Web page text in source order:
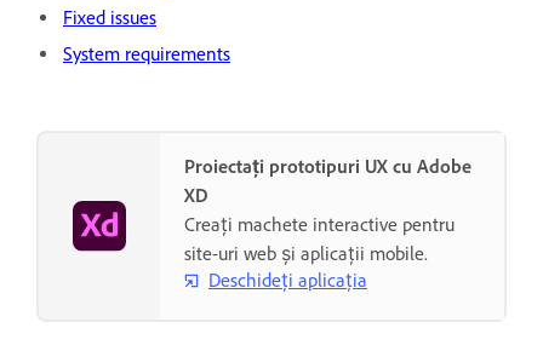
Fixed issues
System requirements
Proiectați prototipuri UX cu Adobe
XD
Creați machete interactive pentru
site-uri web și aplicații mobile.
Deschideți aplicația